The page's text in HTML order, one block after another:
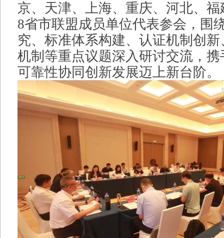
京、天津、上海、重庆、河北、
8省市联盟成员单位代表参会，围
究、标准体系构建、认证机制创
机制等重点议题深入研讨交流，
可靠性协同创新发展迈上新台阶。